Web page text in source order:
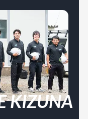
KIZUNA